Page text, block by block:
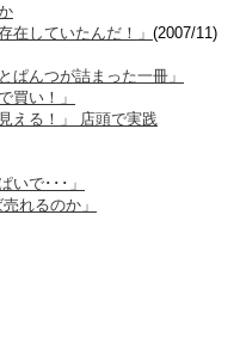
していたんだ！」 (2007/11)
んつが詰まった一冊」
買い！」
える！」 店頭で実践
で･･･」
れるのか」